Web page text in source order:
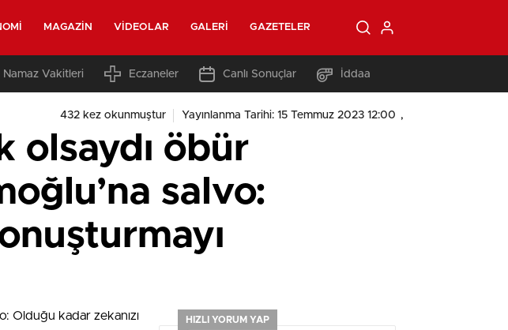
MAGAZIN VIDEOLAR GALERI GAZETELER
Namaz Vakitleri Eczaneler Canlı Sonuçlar İddaa
,
432 kez okunmuştur Yayınlanma Tarihi: 15 Temmuz 2023 12:00
olsaydı öbür
salvo:
HIZLI YORUM YAP